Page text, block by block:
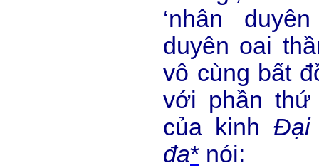
‘nhân
duyên oai
vô cùng bất
với phần
của kinh Đại
đa* nói: